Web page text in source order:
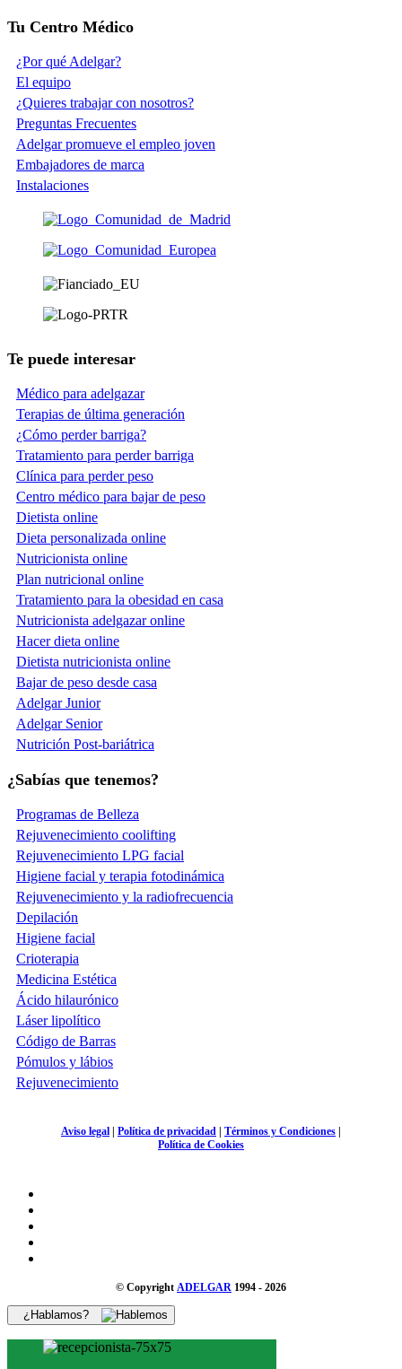
Tu Centro Médico
¿Por qué Adelgar?
El equipo
¿Quieres trabajar con nosotros?
Preguntas Frecuentes
Adelgar promueve el empleo joven
Embajadores de marca
Instalaciones
Te puede interesar
Médico para adelgazar
Terapias de última generación
¿Cómo perder barriga?
Tratamiento para perder barriga
Clínica para perder peso
Centro médico para bajar de peso
Dietista online
Dieta personalizada online
Nutricionista online
Plan nutricional online
Tratamiento para la obesidad en casa
Nutricionista adelgazar online
Hacer dieta online
Dietista nutricionista online
Bajar de peso desde casa
Adelgar Junior
Adelgar Senior
Nutrición Post-bariátrica
¿Sabías que tenemos?
Programas de Belleza
Rejuvenecimiento coolifting
Rejuvenecimiento LPG facial
Higiene facial y terapia fotodinámica
Rejuvenecimiento y la radiofrecuencia
Depilación
Higiene facial
Crioterapia
Medicina Estética
Ácido hilaurónico
Láser lipolítico
Código de Barras
Pómulos y lábios
Rejuvenecimiento
Aviso legal | Política de privacidad | Términos y Condiciones |
Política de Cookies
© Copyright ADELGAR 1994 - 2026
¿Hablamos?